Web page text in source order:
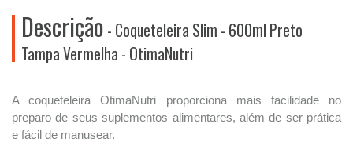
Descrição - Coqueteleira Slim - 600ml Preto
Tampa Vermelha - OtimaNutri
A coqueteleira OtimaNutri proporciona mais facilidade no
preparo de seus suplementos alimentares, além de ser prática
e fácil de manusear.